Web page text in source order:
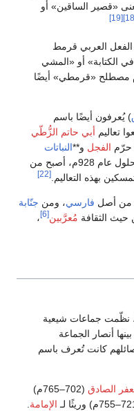
«قصير الساقين» أو
[19]
العربي قرمط
الكتابة» أو «المشي
مصطلح «قرمطي» أيضًا
) يُعرفون أيضًا باسم
تعاليم أبي حاتم الزُّطّي
حرّم الفجل و**النباتات
** مثل الثوم والبصل والكرّاث. وبحلول عام 928م، أصبح من
بهذه التعاليم.
من أصل فارسي ، ومن جنّابة
الثقافة مُعرَّبين
،
نظّمت جماعات شيعية
أنصار الجماعة
كانت تُعرف باسم
الصادق
(702–765م)
الإمامة.